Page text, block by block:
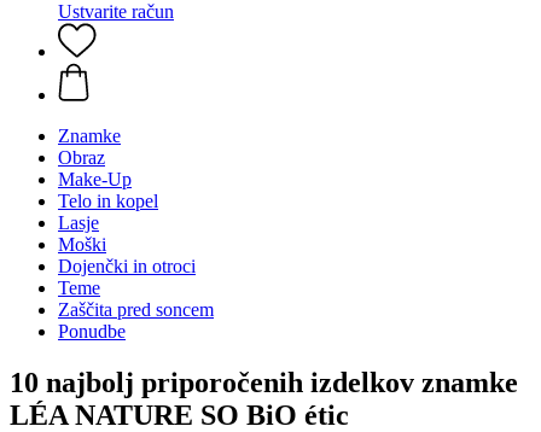
Ustvarite račun
Znamke
Obraz
Make-Up
Telo in kopel
Lasje
Moški
Dojenčki in otroci
Teme
Zaščita pred soncem
Ponudbe
10 najbolj priporočenih izdelkov znamke
LÉA NATURE SO BiO étic